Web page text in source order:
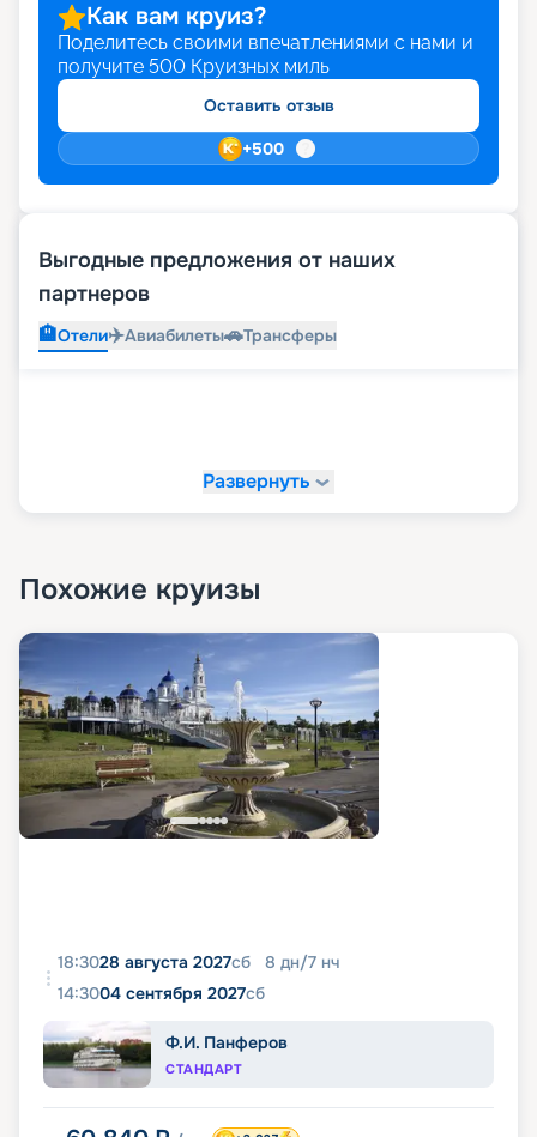
Как вам круиз?
Поделитесь своими впечатлениями с нами и
получите 500 Круизных миль
Оставить отзыв
+500
Выгодные предложения от наших
партнеров
🏨Отели✈️Авиабилеты🚗Трансферы
Развернуть
Похожие круизы
18:3028 августа 2027сб 8 дн/7 нч
14:3004 сентября 2027сб
Ф.И. Панферов
СТАНДАРТ